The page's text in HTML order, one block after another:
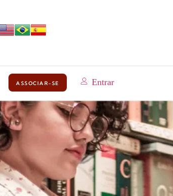
ASSOCIAR-SE Entrar